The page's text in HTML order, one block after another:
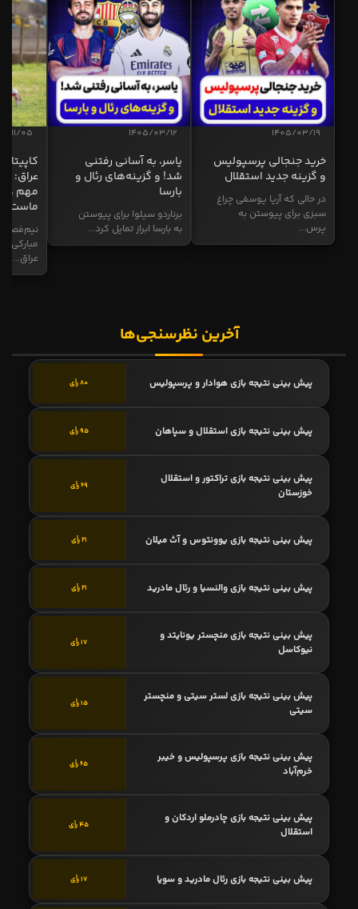
1405/03/19
خرید جنجالی پرسپولیس
و گزینه جدید استقلال
در حالی که آریا یوسفی چراغ
سبزی برای پیوستن به
پرس...
1405/03/12
یاسر، به آسانی رفتنی
شد! و گزینه‌های رئال و
بارسا
برناردو سیلوا برای پیوستن
به بارسا ابراز تمایل کرد...
11/05
عراق:
مهم و
ماست
نیم‌فصل
مبارکی
عراق...
آخرین نظرسنجی‌ها
پیش بینی نتیجه بازی هوادار و پرسپولیس 80 رأی
پیش بینی نتیجه بازی استقلال و سپاهان 95 رأی
پیش بینی نتیجه بازی تراکتور و استقلال
خوزستان
69 رأی
پیش بینی نتیجه بازی یوونتوس و آث میلان 21 رأی
پیش بینی نتیجه بازی والنسیا و رئال مادرید 21 رأی
پیش بینی نتیجه بازی منچستر یونایتد و
نیوکاسل
17 رأی
پیش بینی نتیجه بازی لستر سیتی و منچستر
سیتی
15 رأی
پیش بینی نتیجه بازی پرسپولیس و خیبر
خرم‌آباد
65 رأی
پیش بینی نتیجه بازی چادرملو اردکان و
استقلال
45 رأی
پیش بینی نتیجه بازی رئال مادرید و سویا 17 رأی